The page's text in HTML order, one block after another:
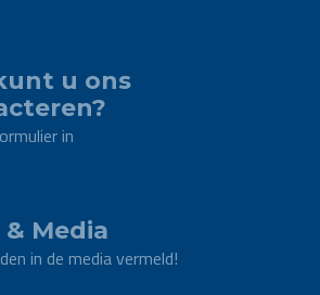
u ons
in
& Media
in de media vermeld!